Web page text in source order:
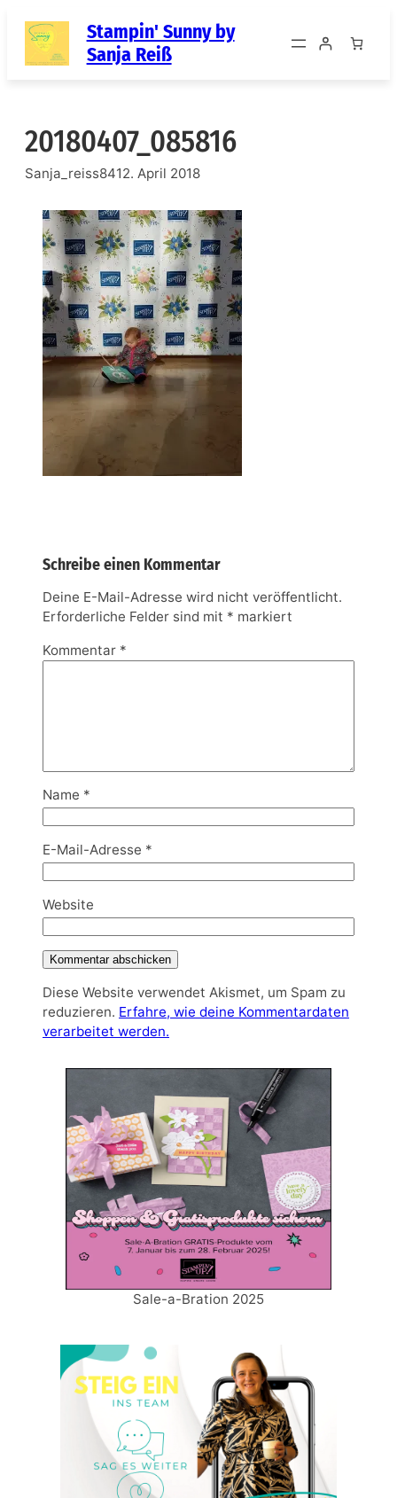
Inhalt
springen
Stampin' Sunny by
Sanja Reiß
20180407_085816
Sanja_reiss8412. April 2018
Schreibe einen Kommentar
Deine E-Mail-Adresse wird nicht veröffentlicht.
Erforderliche Felder sind mit * markiert
Kommentar *
Name *
E-Mail-Adresse *
Website
Diese Website verwendet Akismet, um Spam zu
reduzieren. Erfahre, wie deine Kommentardaten
verarbeitet werden.
Sale-a-Bration 2025